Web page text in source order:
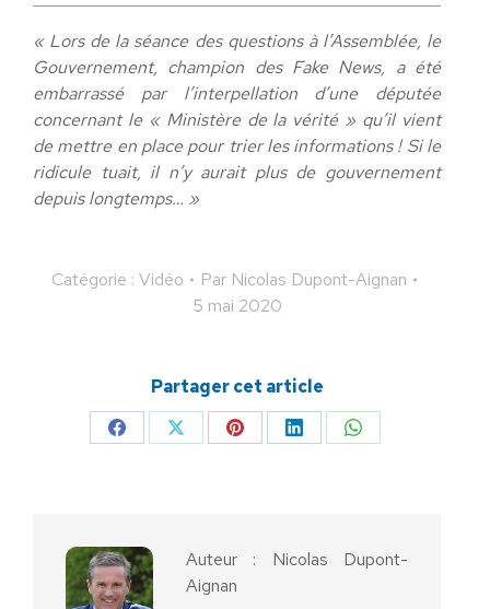
« Lors de la séance des questions à l’Assemblée, le
Gouvernement, champion des Fake News, a été
embarrassé par l’interpellation d’une députée
concernant le « Ministère de la vérité » qu’il vient
de mettre en place pour trier les informations ! Si le
ridicule tuait, il n’y aurait plus de gouvernement
depuis longtemps… »
Catégorie : Vidéo Par Nicolas Dupont-Aignan
5 mai 2020
Partager cet article
PartagerPartagerPartagerPartagerPartager
Auteur : Nicolas Dupont-
Aignan